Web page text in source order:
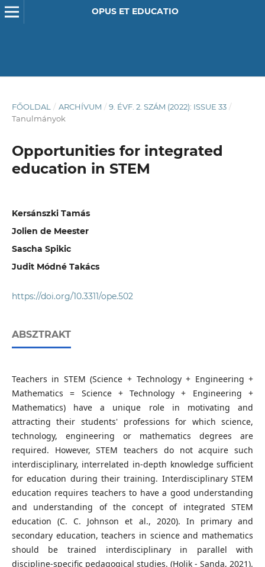
OPUS ET EDUCATIO
FŐOLDAL / ARCHÍVUM / 9. ÉVF. 2. SZÁM (2022): ISSUE 33 /
Tanulmányok
Opportunities for integrated
education in STEM
Kersánszki Tamás
Jolien de Meester
Sascha Spikic
Judit Módné Takács
https://doi.org/10.3311/ope.502
ABSZTRAKT
Teachers in STEM (Science + Technology + Engineering +
Mathematics = Science + Technology + Engineering +
Mathematics) have a unique role in motivating and
attracting their students' professions for which science,
technology, engineering or mathematics degrees are
required. However, STEM teachers do not acquire such
interdisciplinary, interrelated in-depth knowledge sufficient
for education during their training. Interdisciplinary STEM
education requires teachers to have a good understanding
and understanding of the concept of integrated STEM
education (C. C. Johnson et al., 2020). In primary and
secondary education, teachers in science and mathematics
should be trained interdisciplinary in parallel with
discipline-specific pedagogical studies. (Holik - Sanda, 2021).